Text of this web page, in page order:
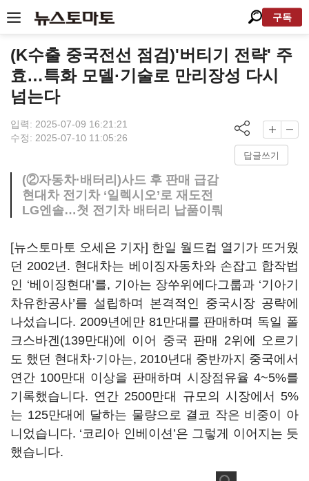
구독
(K수출 중국전선 점검)'버티기 전략' 주
효…특화 모델·기술로 만리장성 다시
넘는다
입력: 2025-07-09 16:21:21
수정: 2025-07-10 11:05:26
답글쓰기
(②자동차·배터리)사드 후 판매 급감
현대차 전기차 ‘일렉시오’로 재도전
LG엔솔…첫 전기차 배터리 납품이뤄
[뉴스토마토 오세은 기자] 한일 월드컵 열기가 뜨거웠
던 2002년. 현대차는 베이징자동차와 손잡고 합작법
인 ‘베이징현대’를, 기아는 장쑤위에다그룹과 ‘기아기
차유한공사’를 설립하며 본격적인 중국시장 공략에
나섰습니다. 2009년에만 81만대를 판매하며 독일 폴
크스바겐(139만대)에 이어 중국 판매 2위에 오르기
도 했던 현대차·기아는, 2010년대 중반까지 중국에서
연간 100만대 이상을 판매하며 시장점유율 4~5%를
기록했습니다. 연간 2500만대 규모의 시장에서 5%
는 125만대에 달하는 물량으로 결코 작은 비중이 아
니었습니다. ‘코리아 인베이션’은 그렇게 이어지는 듯
했습니다.